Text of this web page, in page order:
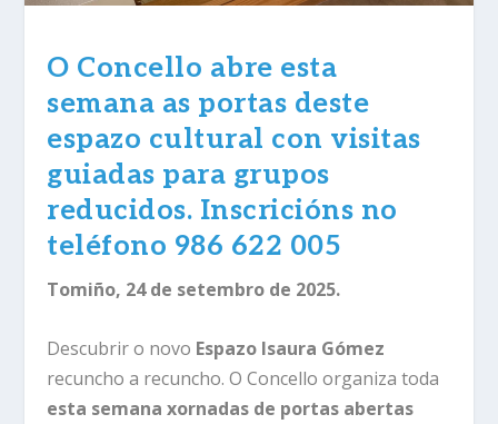
O Concello abre esta
semana as portas deste
espazo cultural con visitas
guiadas para grupos
reducidos. Inscricións no
teléfono 986 622 005
Tomiño, 24 de setembro de 2025.
Descubrir o novo Espazo Isaura Gómez
recuncho a recuncho. O Concello organiza toda
esta semana xornadas de portas abertas